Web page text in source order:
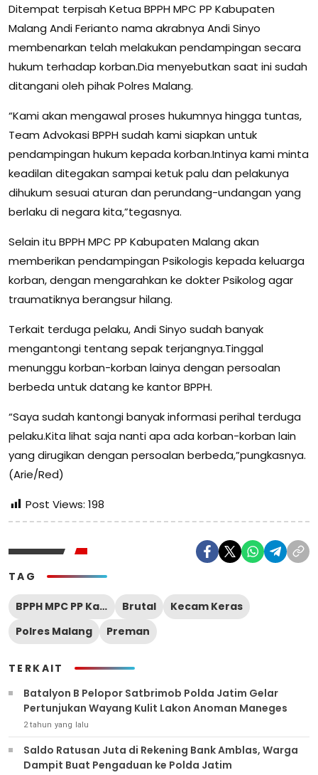
Ditempat terpisah Ketua BPPH MPC PP Kabupaten
Malang Andi Ferianto nama akrabnya Andi Sinyo
membenarkan telah melakukan pendampingan secara
hukum terhadap korban.Dia menyebutkan saat ini sudah
ditangani oleh pihak Polres Malang.
“Kami akan mengawal proses hukumnya hingga tuntas,
Team Advokasi BPPH sudah kami siapkan untuk
pendampingan hukum kepada korban.Intinya kami minta
keadilan ditegakan sampai ketuk palu dan pelakunya
dihukum sesuai aturan dan perundang-undangan yang
berlaku di negara kita,”tegasnya.
Selain itu BPPH MPC PP Kabupaten Malang akan
memberikan pendampingan Psikologis kepada keluarga
korban, dengan mengarahkan ke dokter Psikolog agar
traumatiknya berangsur hilang.
Terkait terduga pelaku, Andi Sinyo sudah banyak
mengantongi tentang sepak terjangnya.Tinggal
menunggu korban-korban lainya dengan persoalan
berbeda untuk datang ke kantor BPPH.
“Saya sudah kantongi banyak informasi perihal terduga
pelaku.Kita lihat saja nanti apa ada korban-korban lain
yang dirugikan dengan persoalan berbeda,”pungkasnya.
(Arie/Red)
Post Views: 198
TAG
BPPH MPC PP Kabupaten Malang Brutal
Kecam Keras
Polres Malang
Preman
TERKAIT
Batalyon B Pelopor Satbrimob Polda Jatim Gelar
Pertunjukan Wayang Kulit Lakon Anoman Maneges
2 tahun yang lalu
Saldo Ratusan Juta di Rekening Bank Amblas, Warga
Dampit Buat Pengaduan ke Polda Jatim